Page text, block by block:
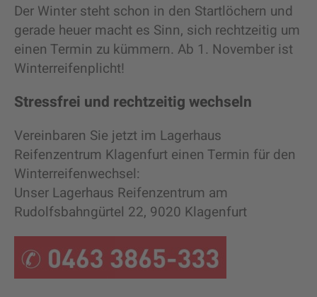
Der Winter steht schon in den Startlöchern und
gerade heuer macht es Sinn, sich rechtzeitig um
einen Termin zu kümmern. Ab 1. November ist
Winterreifenplicht!
Stressfrei und rechtzeitig wechseln
Vereinbaren Sie jetzt im Lagerhaus
Reifenzentrum Klagenfurt einen Termin für den
Winterreifenwechsel:
Unser Lagerhaus Reifenzentrum am
Rudolfsbahngürtel 22, 9020 Klagenfurt